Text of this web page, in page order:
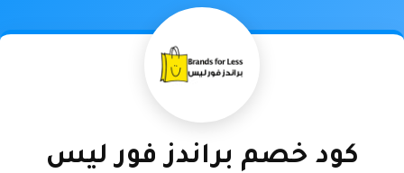
كود خصم براندز فور ليس